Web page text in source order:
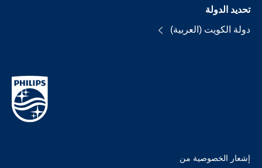
تحديد الدولة
دولة الكويت (العربية)
إشعار الخصوصية من